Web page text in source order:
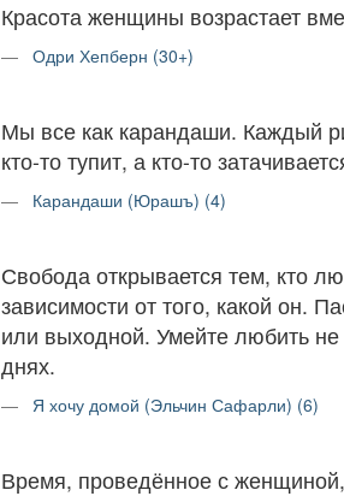
Красота женщины возрастает
Одри Хепберн (30+)
Мы все как карандаши. Каждый
кто-то тупит, а кто-то
Карандаши (Юрашъ) (4)
Свобода открывается тем, кто
зависимости от того, какой он.
или выходной. Умейте любить
днях.
Я хочу домой (Эльчин Сафарли) (6)
Время, проведённое с